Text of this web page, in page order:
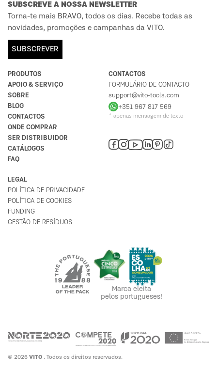
PRODUTOS
APOIO & SERVIÇO
SOBRE
BLOG
CONTACTOS
ONDE COMPRAR
SER DISTRIBUIDOR
CATÁLOGOS
FAQ
CONTACTOS
FORMULÁRIO DE CONTACTO
support@vito-tools.com
+351 967 817 569
* apenas mensagem de texto
LEGAL
POLÍTICA DE PRIVACIDADE
POLÍTICA DE COOKIES
FUNDING
GESTÃO DE RESÍDUOS
SUBSCREVE A NOSSA NEWSLETTER
Torna-te mais BRAVO, todos os dias. Recebe todas as
novidades, promoções e campanhas da VITO.
SUBSCREVER
Marca eleita
pelos portugueses!
© 2026 VITO . Todos os direitos reservados.